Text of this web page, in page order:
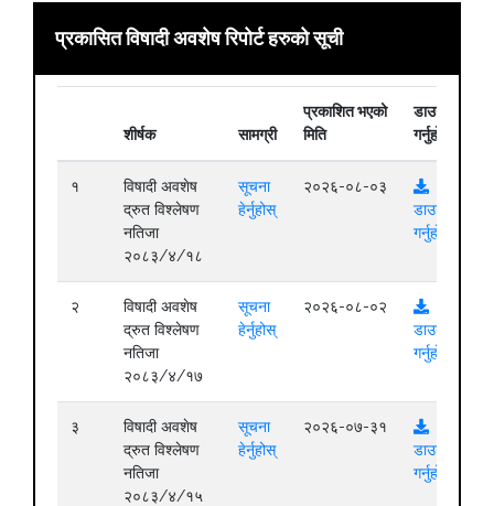
प्रकासित विषादी अवशेष रिपोर्ट हरुको सूची
शीर्षक सामग्री
प्रकाशित भएको
मिति
डाउनलोड
गर्नुहोस्
१
विषादी अवशेष
द्रुत विश्लेषण
नतिजा
२०८३/४/१८
सूचना
हेर्नुहोस्
२०२६-०८-०३
डाउनलोड
गर्नुहोस्
२
विषादी अवशेष
द्रुत विश्लेषण
नतिजा
२०८३/४/१७
सूचना
हेर्नुहोस्
२०२६-०८-०२
डाउनलोड
गर्नुहोस्
३
विषादी अवशेष
द्रुत विश्लेषण
नतिजा
२०८३/४/१५
सूचना
हेर्नुहोस्
२०२६-०७-३१
डाउनलोड
गर्नुहोस्